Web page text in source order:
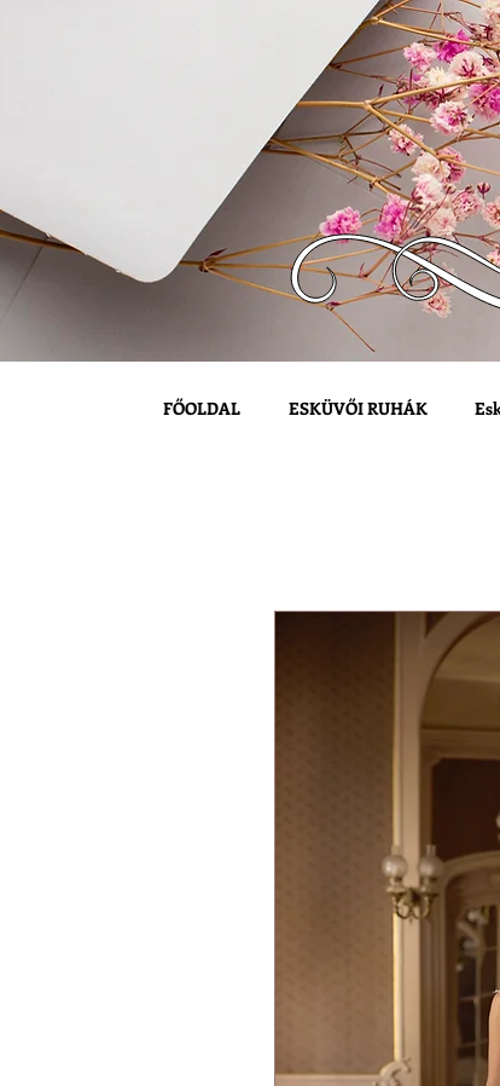
FŐOLDAL ESKÜVŐI RUHÁK